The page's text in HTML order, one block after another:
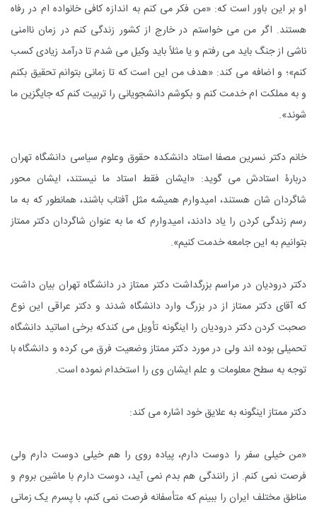
او بر این باور است که: «من فکر مى کنم به اندازه کافى خانواده ام در رفاه
هستند. اگر من مى خواستم در خارج از کشور زندگى کنم در زمان ناامنى
ناشى از جنگ باید مى رفتم و یا مثلاً باید وکیل مى شدم تا درآمد زیادى کسب
کنم»؛ و اضافه مى کند: «هدف من این است که تا زمانى بتوانم تحقیق بکنم
و به مملکت ام خدمت کنم و بکوشم دانشجویانى را تربیت کنم که جایگزین ما
شوند».
خانم دکتر نسرین مصفا استاد دانشکده حقوق وعلوم سیاسى دانشگاه تهران
دربارۀ استادش مى گوید: «ایشان فقط استاد ما نیستند، ایشان محور
شاگردان شان هستند، امیدوارم همیشه مثل آفتاب باشند، همانطور که به ما
رسم زندگى کردن را یاد دادند، امیدوارم که ما به عنوان شاگردان دکتر ممتاز
بتوانیم به این جامعه خدمت کنیم».
دکتر درودیان در مراسم بزرگداشت دکتر ممتاز در دانشگاه تهران بیان داشت
که آقاى دکتر ممتاز از در بزرگ وارد دانشگاه شدند و دکتر عراقى این نوع
صحبت کردن دکتر درودیان را اینگونه تأویل مى کندکه برخى اساتید دانشگاه
تحمیلى بوده اند ولى در مورد دکتر ممتاز وضعیت فرق مى کرده و دانشگاه با
توجه به سطح معلومات و علم ایشان وى را استخدام نموده است.
دکتر ممتاز اینگونه به علایق خود اشاره مى کند:
«من خیلى سفر را دوست دارم، پیاده روى را هم خیلى دوست دارم ولى
فرصت نمى کنم. از رانندگى هم بدم نمى آید، دوست دارم با ماشین بروم و
مناطق مختلف ایران را ببینم که متأسفانه فرصت نمى کنم، با پسرم یک زمانى